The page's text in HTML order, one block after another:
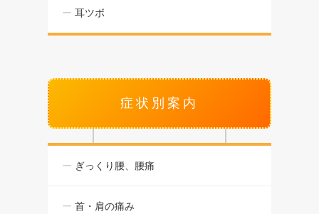
耳ツボ
症状別案内
ぎっくり腰、腰痛
首・肩の痛み